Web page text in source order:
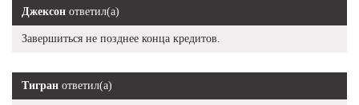
Джексон ответил(а)
Завершиться не позднее конца кредитов.
Тигран ответил(а)